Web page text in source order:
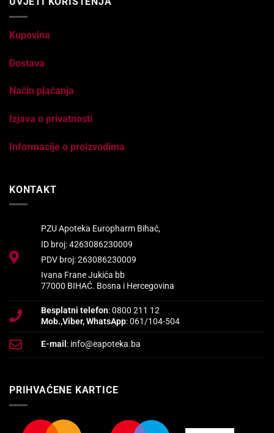
Kupovina
Dostava
Način plaćanja
Izjava o privatnosti
Informacije o proizvodima
KONTAKT
PZU Apoteka Europharm Bihać,
ID broj: 4263086230009
PDV broj: 263086230009
Ivana Frane Jukića bb
77000 BIHAĆ. Bosna i Hercegovina
Besplatni telefon: 0800 211 12
Mob.,Viber, WhatsApp: 061/104-504
E-mail : info@eapoteka.ba
PRIHVAĆENE KARTICE